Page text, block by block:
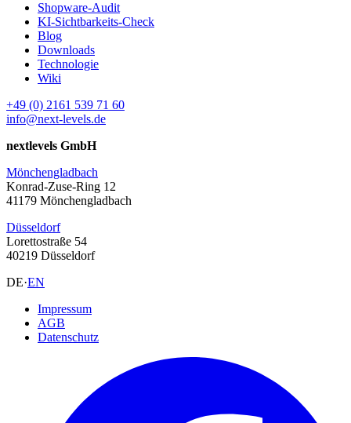
Shopware-Audit
KI-Sichtbarkeits-Check
Blog
Downloads
Technologie
Wiki
+49 (0) 2161 539 71 60
info@next-levels.de
nextlevels GmbH
Mönchengladbach
Konrad-Zuse-Ring 12
41179 Mönchengladbach
Düsseldorf
Lorettostraße 54
40219 Düsseldorf
DE·EN
Impressum
AGB
Datenschutz